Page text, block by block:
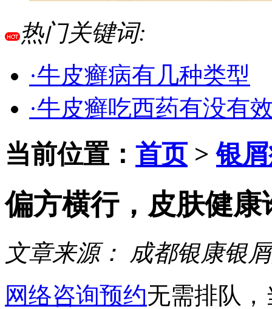
热门关键词:
·牛皮癣病有几种类型
·牛皮癣吃西药有没有
当前位置： 首页>银
偏方横行，皮肤健康
文章来源：
成都银康银
网络咨询预约无需排队